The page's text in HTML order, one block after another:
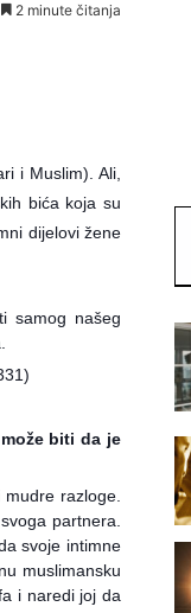
2 minute čitanja
i Muslim). Ali,
bića koja su
dijelovi žene
samog našeg
biti da je
razloge.
partnera.
svoje intimne
muslimansku
i naredi joj da